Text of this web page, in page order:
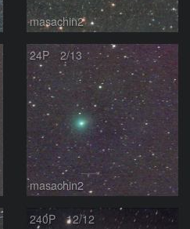
masachin2
24P 2/13
masachin2
240P 12/12